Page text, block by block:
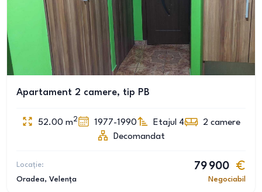
Apartament 2 camere, tip PB
52.00 m2 1977-1990 Etajul 4 2 camere
Decomandat
Locație:
Oradea, Velența
79 900
Negociabil